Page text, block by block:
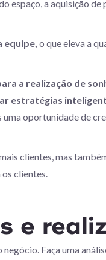
espaço, a aquisição
equipe, o que eleva a
a realização de
estratégias
oportunidade de
clientes, mas
clientes.
e
Faça uma